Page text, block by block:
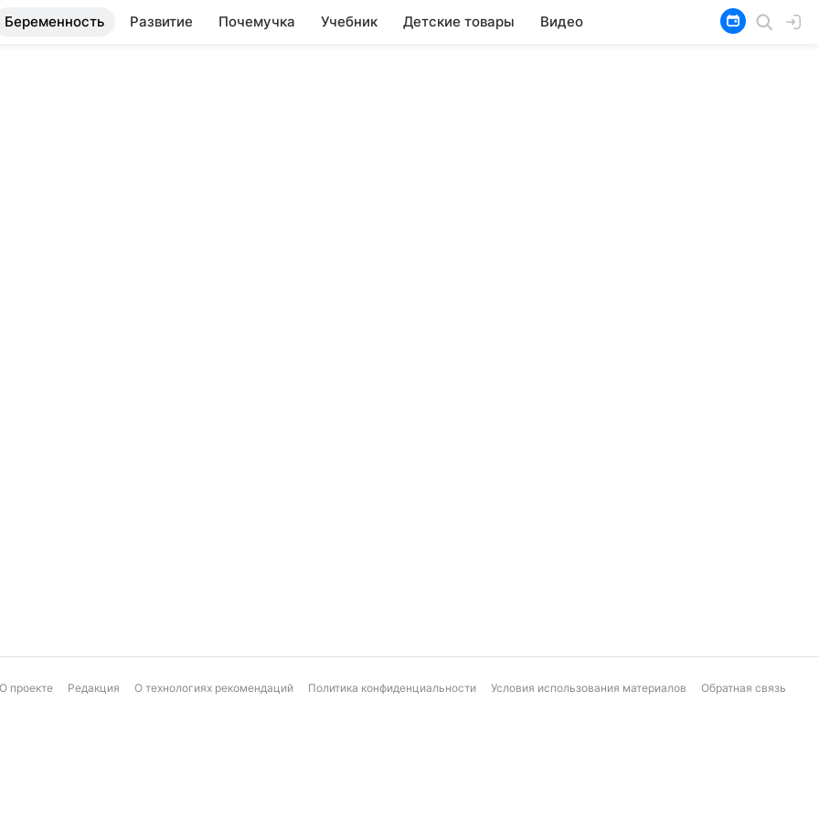
Беременность Развитие Почемучка Учебник Детские товары Видео
О проекте Редакция О технологиях рекомендаций Политика конфиденциальности Условия использования материалов Обратная связь